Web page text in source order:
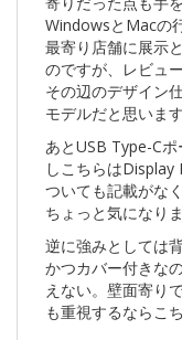
WindowsとMacの
最寄り店舗に展示
のですが、レビュ
その辺のデザイン
モデルだと思います
あとUSB Type-C
しこちらは
ついても記載がな
ちょっと気になりま
逆に強みとしては
かつカバー付きな
えない。壁面寄り
も重視するならこ